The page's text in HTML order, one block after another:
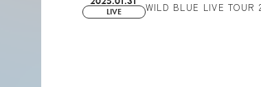
LIVE WILD BLUE LIVE TOUR